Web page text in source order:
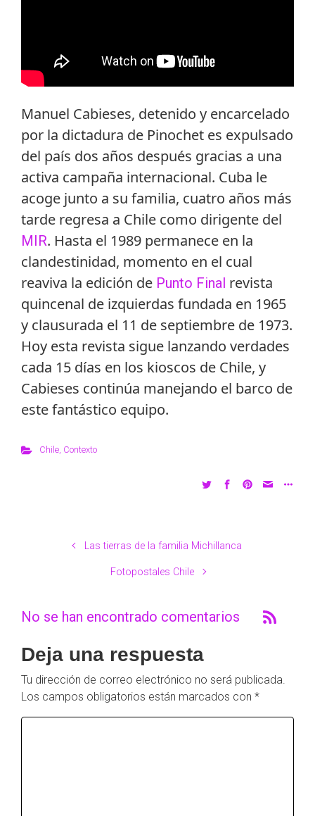
Manuel Cabieses, detenido y encarcelado
por la dictadura de Pinochet es expulsado
del país dos años después gracias a una
activa campaña internacional. Cuba le
acoge junto a su familia, cuatro años más
tarde regresa a Chile como dirigente del
MIR. Hasta el 1989 permanece en la
clandestinidad, momento en el cual
reaviva la edición de Punto Final revista
quincenal de izquierdas fundada en 1965
y clausurada el 11 de septiembre de 1973.
Hoy esta revista sigue lanzando verdades
cada 15 días en los kioscos de Chile, y
Cabieses continúa manejando el barco de
este fantástico equipo.
Chile, Contexto
Las tierras de la familia Michillanca
Fotopostales Chile
No se han encontrado comentarios
Deja una respuesta
Tu dirección de correo electrónico no será publicada.
Los campos obligatorios están marcados con *